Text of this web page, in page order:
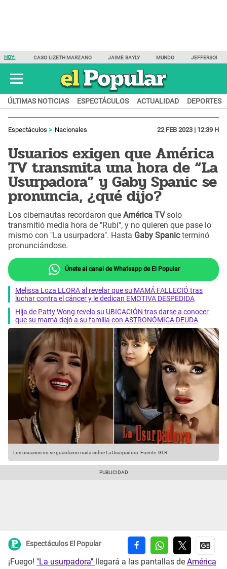
HOY: CASO LIZETH MARZANO JAIME BAYLY MUNDO JEFFERSON
ÚLTIMAS NOTICIAS ESPECTÁCULOS ACTUALIDAD DEPORTES
Espectáculos Nacionales 22 FEB 2023 | 12:39 H
Usuarios exigen que América
TV transmita una hora de “La
Usurpadora” y Gaby Spanic se
pronuncia, ¿qué dijo?
Los cibernautas recordaron que América TVsolo
transmitió media hora de "Rubí", y no quieren que pase lo
mismo con "La usurpadora". Hasta Gaby Spanicterminó
pronunciándose.
Únete al canal de Whatsapp de El Popular
Melissa Loza LLORA al revelar que su MAMÁ FALLECIÓ tras
luchar contra el cáncer y le dedican EMOTIVA DESPEDIDA
Hija de Patty Wong revela su UBICACIÓN tras darse a conocer
que su mamá dejó a su familia con ASTRONÓMICA DEUDA
Los usuarios no se guardaron nada sobre La Usurpadora. Fuente: GLR
Espectáculos El Popular
¡Fuego! "La usurpadora" llegará a las pantallas de América